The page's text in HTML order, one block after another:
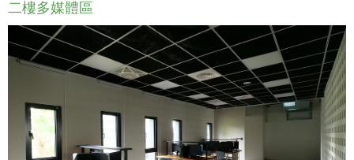
二樓多媒體區